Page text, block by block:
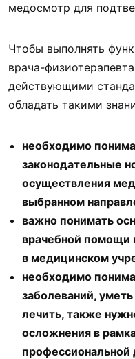
медосмотр для
Чтобы выполнять
врача-
действующими
обладать такими
необходимо
законодательные
осуществления
выбранном
важно понимать
врачебной помощи
в медицинском
необходимо
заболеваний,
лечить, также
осложнения в
профессиональной